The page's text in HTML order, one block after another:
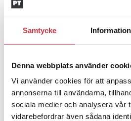
Samtycke Information
Denna webbplats använder
Vi använder cookies för att
annonserna till användarna,
sociala medier och analysera vår
vidarebefordrar även sådana
1 juni 2026
Jens Mårtensson:
Polisregionen
att rättas till”